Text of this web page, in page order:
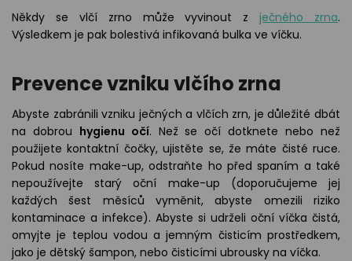
Někdy se vlčí zrno může vyvinout zječného zrna.
Výsledkem je pak bolestivá infikovaná bulka ve víčku.
Prevence vzniku vlčího zrna
Abyste zabránili vzniku ječných a vlčích zrn, je důležité dbát
na dobrou hygienu očí. Než se očí dotknete nebo než
použijete kontaktní čočky, ujistěte se, že máte čisté ruce.
Pokud nosíte make-up, odstraňte ho před spaním a také
nepoužívejte starý oční make-up (doporučujeme jej
každých šest měsíců vyměnit, abyste omezili riziko
kontaminace a infekce). Abyste si udrželi oční víčka čistá,
omyjte je teplou vodou a jemným čisticím prostředkem,
jako je dětský šampon, nebo čisticími ubrousky na víčka.